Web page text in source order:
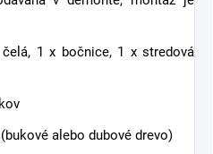
1 x bočnice, 1 x stredová
alebo dubové drevo)